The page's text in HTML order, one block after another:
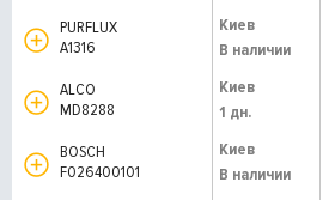
PURFLUX
A1316
Киев
В наличии
ALCO
MD8288
Киев
1 дн.
BOSCH
F026400101
Киев
В наличии